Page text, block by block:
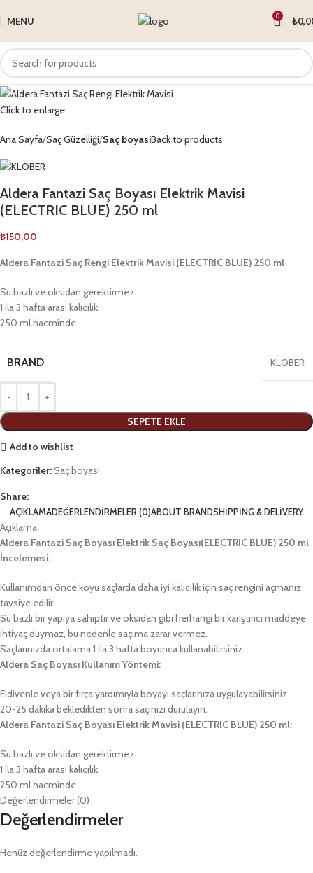
MENU 0 ₺
Click to enlarge
Ana Sayfa Saç Güzelliği Saç boyasiBack to products
Aldera Fantazi Saç Boyası Elektrik Mavisi
(ELECTRIC BLUE) 250 ml
₺150,00
Aldera Fantazi Saç Rengi Elektrik Mavisi (ELECTRIC BLUE) 250 ml
Su bazlı ve oksidan gerektirmez.
1 ila 3 hafta arası kalıcılık.
250 ml hacminde
BRAND KLÖBER
SEPETE EKLE
Add to wishlist
Kategoriler:Saç boyasi
Share:
AÇIKLAMADEĞERLENDIRMELER (0)ABOUT BRANDSHIPPING & DELIVERY
Açıklama
Aldera Fantazi Saç Boyası Elektrik Saç Boyası(ELECTRIC BLUE) 250 ml
İncelemesi:
Kullanımdan önce koyu saçlarda daha iyi kalıcılık için saç rengini açmanız
tavsiye edilir.
Su bazlı bir yapıya sahiptir ve oksidan gibi herhangi bir karıştırıcı maddeye
ihtiyaç duymaz, bu nedenle saçıma zarar vermez.
Saçlarınızda ortalama 1 ila 3 hafta boyunca kullanabilirsiniz.
Aldera Saç Boyası Kullanım Yöntemi:
Eldivenle veya bir fırça yardımıyla boyayı saçlarınıza uygulayabilirsiniz.
20-25 dakika bekledikten sonra saçınızı durulayın.
Aldera Fantazi Saç Boyası Elektrik Mavisi (ELECTRIC BLUE) 250 ml:
Su bazlı ve oksidan gerektirmez.
1 ila 3 hafta arası kalıcılık.
250 ml hacminde.
Değerlendirmeler (0)
Değerlendirmeler
Henüz değerlendirme yapılmadı.